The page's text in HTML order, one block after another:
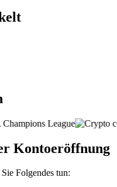
Kontoeröffnung
Folgendes tun: